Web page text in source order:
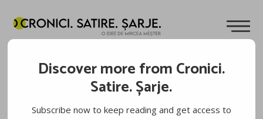
Discover more from Cronici.
Satire. Șarje.
Subscribe now to keep reading and get access to